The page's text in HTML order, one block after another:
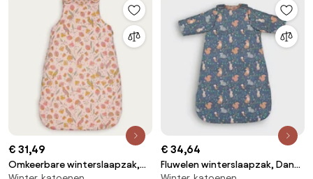
€ 31,49
Omkeerbare winterslaapzak,
€ 34,64
Fluwelen winterslaapzak, Dans